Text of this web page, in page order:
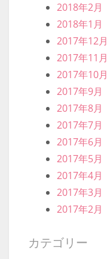
2018年2月
2018年1月
2017年12月
2017年11月
2017年10月
2017年9月
2017年8月
2017年7月
2017年6月
2017年5月
2017年4月
2017年3月
2017年2月
カテゴリー